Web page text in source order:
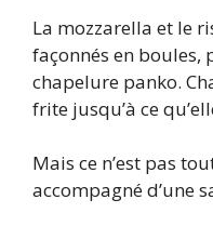
La mozzarella et le
façonnés en boules,
chapelure panko.
frite jusqu’à ce
Mais ce n’est pas
accompagné d’une